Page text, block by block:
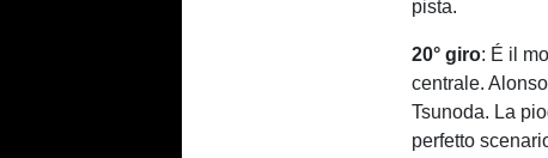
pista.
20° giro: É il
centrale.
Tsunoda. La
perfetto